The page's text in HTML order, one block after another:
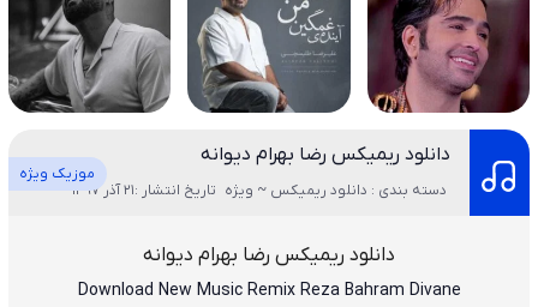
دانلود ریمیکس رضا بهرام دیوانه
موزیک ویژه
دسته بندی : دانلود ریمیکس ~ ویژه تاریخ انتشار :21 آذر 1397
دانلود ریمیکس رضا بهرام دیوانه
Download New MusicRemix Reza Bahram Divane